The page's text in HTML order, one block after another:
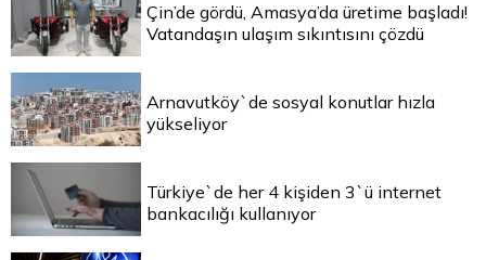
Çin’de gördü, Amasya’da üretime başladı!
Vatandaşın ulaşım sıkıntısını çözdü
Arnavutköy`de sosyal konutlar hızla
yükseliyor
Türkiye`de her 4 kişiden 3`ü internet
bankacılığı kullanıyor